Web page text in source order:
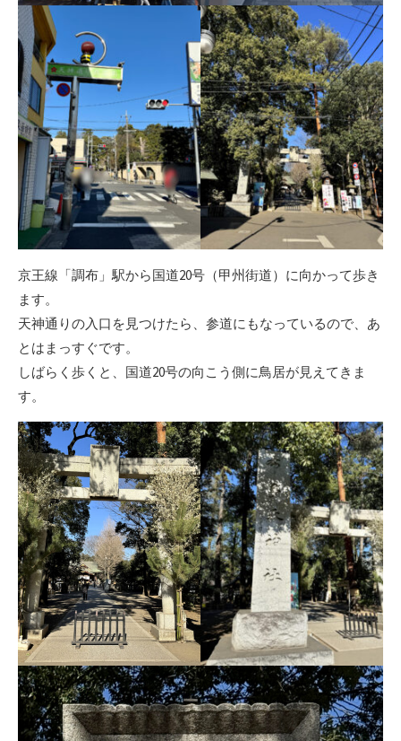
京王線「調布」駅から国道20号（甲州街道）に向かって歩き
ます。
天神通りの入口を見つけたら、参道にもなっているので、あ
とはまっすぐです。
しばらく歩くと、国道20号の向こう側に鳥居が見えてきま
す。